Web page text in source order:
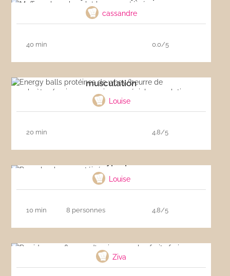
cassandre
40 min 0.0/5
musculation
Louise
20 min 4.8/5
Louise
10 min 8 personnes 4.8/5
Porridge aux flocons d’avoine avec les fruits
Ziva